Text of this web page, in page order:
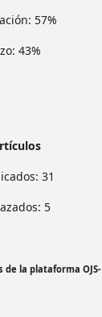
57%
43%
31
5
la plataforma OJS-